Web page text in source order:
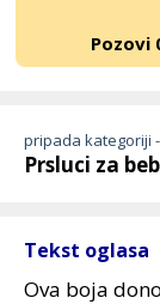
Pozovi
pripada kategoriji -
Prsluci za
Tekst oglasa
Ova boja